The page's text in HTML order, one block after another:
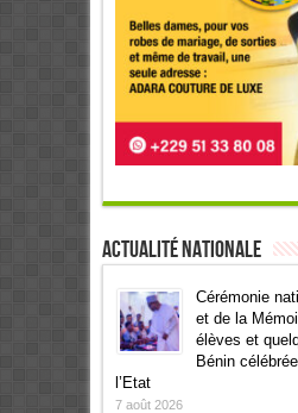
Actualité Nationale
Cérémonie
et de la
élèves et
Bénin
l’Etat
7 août 2026